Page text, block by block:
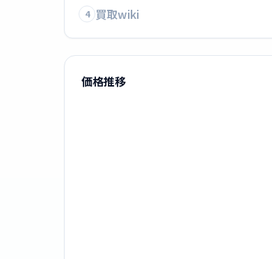
4 買取wiki
価格推移